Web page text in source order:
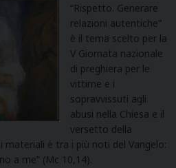
“Rispetto. Generare
relazioni autentiche”
è il tema scelto per la
V Giornata nazionale
di preghiera per le
vittime e i
sopravvissuti agli
abusi nella Chiesa e il
versetto della
materiali è tra i più noti del Vangelo:
a me” (Mc 10,14).